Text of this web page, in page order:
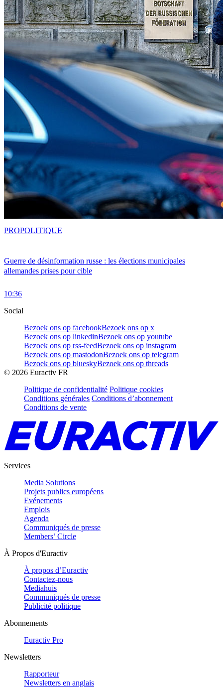
Guerre de désinformation russe : les élections municipales
allemandes prises pour cible
10:36
PROPOLITIQUE
Social
Bezoek ons op facebookBezoek ons op x
Bezoek ons op linkedinBezoek ons op youtube
Bezoek ons op rss-feedBezoek ons op instagram
Bezoek ons op mastodonBezoek ons op telegram
Bezoek ons op blueskyBezoek ons op threads
© 2026 Euractiv FR
Politique de confidentialité Politique cookies
Conditions générales Conditions d’abonnement
Conditions de vente
Services
Media Solutions
Projets publics européens
Evénements
Emplois
Agenda
Communiqués de presse
Members’ Circle
À Propos d'Euractiv
À propos d’Euractiv
Contactez-nous
Mediahuis
Communiqués de presse
Publicité politique
Abonnements
Euractiv Pro
Newsletters
Rapporteur
Newsletters en anglais